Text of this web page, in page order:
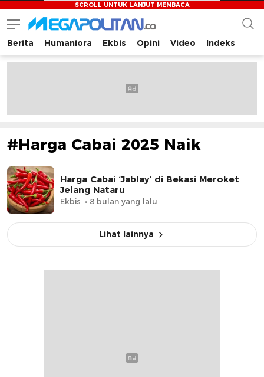
Megapolitan.co
Menyajikan berita-berita fakta bagi pembaca
Berita Humaniora Ekbis Opini Video Indeks
#Harga Cabai 2025 Naik
Harga Cabai ‘Jablay’ di Bekasi Meroket
Jelang Nataru
Ekbis 8 bulan yang lalu
Lihat lainnya